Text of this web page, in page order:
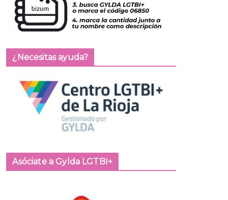
¿Necesitas ayuda?
Asóciate a Gylda LGTBI+